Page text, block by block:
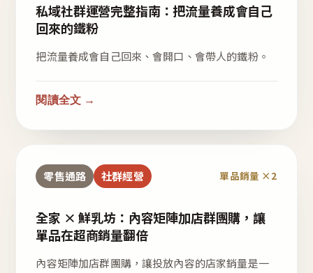
私域社群運營完整指南：把流量養成會自己
回來的鐵粉
把流量養成會自己回來、會開口、會帶人的鐵粉。
閱讀全文 →
零售通路 社群經營 單品銷量 ×2
全家 × 鮮乳坊：內容矩陣加店群團購，讓
單品在超商銷量翻倍
內容矩陣加店群團購，讓投放內容的店家銷量是一